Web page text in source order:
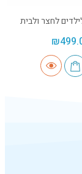
לחצר ולבית
₪